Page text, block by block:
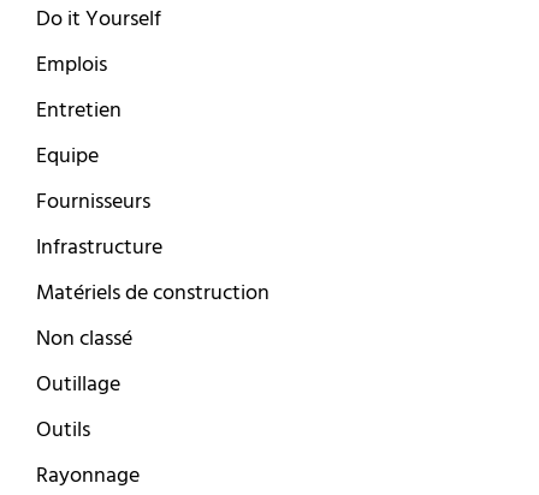
Do it Yourself
Emplois
Entretien
Equipe
Fournisseurs
Infrastructure
Matériels de construction
Non classé
Outillage
Outils
Rayonnage